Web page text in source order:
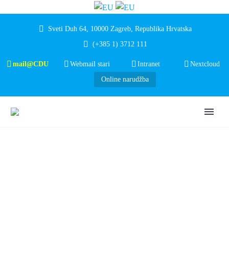
Sveti Duh 64, 10000 Zagreb, Republika Hrvatska
(+385 1) 3712 111
mail@CDU Webmail stari Intranet
Nextcloud
Online narudžba